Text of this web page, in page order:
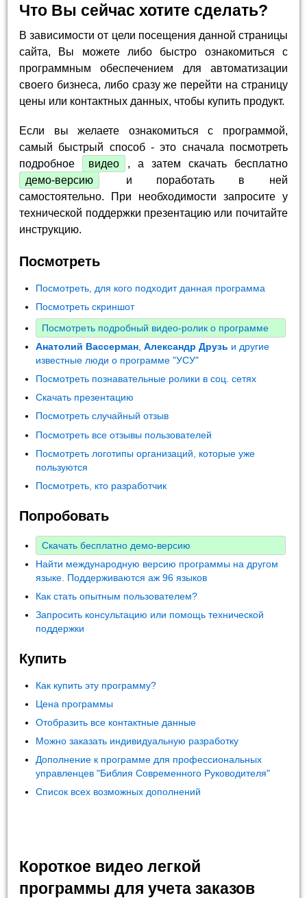
Что Вы сейчас хотите сделать?
В зависимости от цели посещения данной страницы
сайта, Вы можете либо быстро ознакомиться с
программным обеспечением для автоматизации
своего бизнеса, либо сразу же перейти на страницу
цены или контактных данных, чтобы купить продукт.
Если вы желаете ознакомиться с программой,
самый быстрый способ - это сначала посмотреть
подробное
видео
, а затем скачать бесплатно
демо-версию
и поработать в ней
самостоятельно. При необходимости запросите у
технической поддержки презентацию или почитайте
инструкцию.
Посмотреть
Посмотреть, для кого подходит данная программа
Посмотреть скриншот
Посмотреть подробный видео-ролик о программе
Анатолий Вассерман ,Александр Друзь и другие
известные люди о программе "УСУ"
Посмотреть познавательные ролики в соц. сетях
Скачать презентацию
Посмотреть случайный отзыв
Посмотреть все отзывы пользователей
Посмотреть логотипы организаций, которые уже
пользуются
Посмотреть, кто разработчик
Попробовать
Скачать бесплатно демо-версию
Найти международную версию программы на другом
языке. Поддерживаются аж 96 языков
Как стать опытным пользователем?
Запросить консультацию или помощь технической
поддержки
Купить
Как купить эту программу?
Цена программы
Отобразить все контактные данные
Можно заказать индивидуальную разработку
Дополнение к программе для профессиональных
управленцев "Библия Современного Руководителя"
Список всех возможных дополнений
Короткое видео легкой
программы для учета заказов